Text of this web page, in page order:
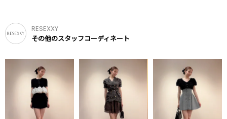
RESEXXY
その他のスタッフコーディネート